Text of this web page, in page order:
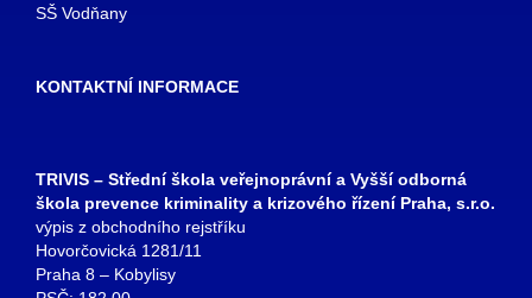
SŠ Vodňany
KONTAKTNÍ INFORMACE
TRIVIS – Střední škola veřejnoprávní a Vyšší odborná
škola prevence kriminality a krizového řízení Praha, s.r.o.
výpis z obchodního rejstříku
Hovorčovická 1281/11
Praha 8 – Kobylisy